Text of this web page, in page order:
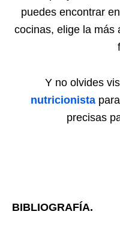
puedes encontrar
cocinas, elige la más
Y no olvides
nutricionista
precisas
BIBLIOGRAFÍA.